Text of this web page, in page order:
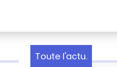
Toute l'actu.